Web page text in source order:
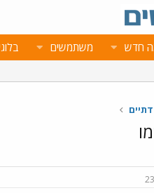
חדש משתמשים
דתיים